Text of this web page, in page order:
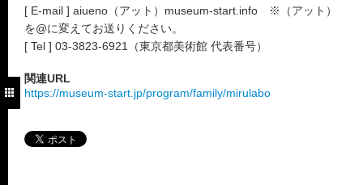
[ E-mail ] aiueno（アット）museum-start.info ※（アット）
を@に変えてお送りください。
[ Tel ] 03-3823-6921（東京都美術館 代表番号）
関連URL
https://museum-start.jp/program/family/mirulabo